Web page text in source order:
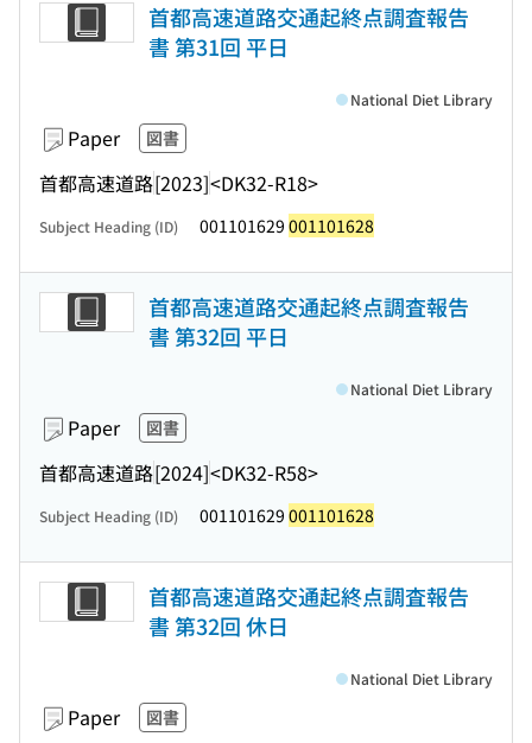
首都高速道路交通起終点調査報告
書 第31回 平日
Paper 図書
首都高速道路[2023]<DK32-R18>
National Diet Library
Subject Heading (ID) 001101629 001101628
首都高速道路交通起終点調査報告
書 第32回 平日
Paper 図書
首都高速道路[2024]<DK32-R58>
National Diet Library
Subject Heading (ID) 001101629 001101628
首都高速道路交通起終点調査報告
書 第32回 休日
Paper 図書
National Diet Library